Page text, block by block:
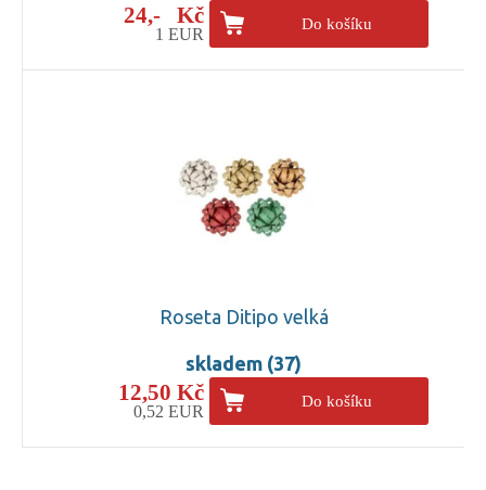
24,- Kč
1 EUR
Do košíku
Roseta Ditipo velká
skladem (37)
12,50 Kč
0,52 EUR
Do košíku